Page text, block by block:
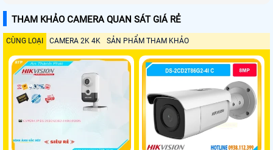
THAM KHẢO CAMERA QUAN SÁT GIÁ RẺ
CÙNG LOẠI CAMERA 2K 4K SẢN PHẨM THAM KHẢO